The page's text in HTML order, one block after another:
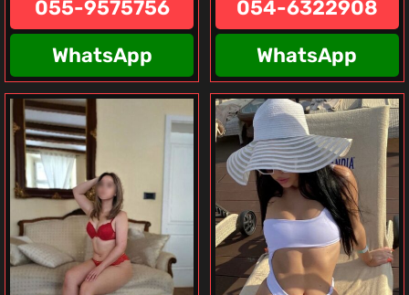
054-6322908
WhatsApp
055-9575756
WhatsApp
אניה
בחיפה
והסביבה
ניקיטה
–
חיפה
והסביבה